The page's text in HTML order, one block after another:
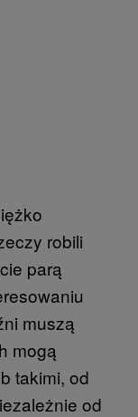
robili
parą
muszą
mogą
takimi, od
od